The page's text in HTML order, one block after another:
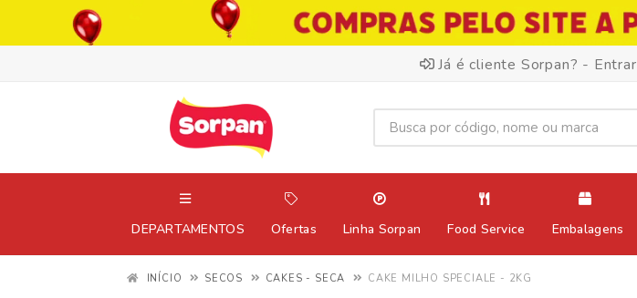
Já é cliente Sorpan? - Entrar
DEPARTAMENTOS Ofertas Linha Sorpan Food Service Embalagens
INÍCIO SECOS CAKES - SECA CAKE MILHO SPECIALE - 2KG